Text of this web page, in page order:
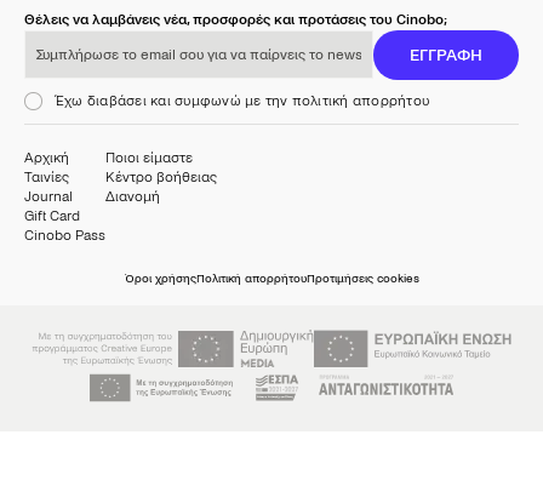
Θέλεις να λαμβάνεις νέα, προσφορές και προτάσεις του Cinobo;
ΕΓΓΡΑΦΗ
Έχω διαβάσει και συμφωνώ με την πολιτική απορρήτου
Αρχική
Ταινίες
Journal
Gift Card
Cinobo Pass
Ποιοι είμαστε
Κέντρο βοήθειας
Διανομή
Όροι χρήσηςΠολιτική απορρήτουΠροτιμήσεις cookies